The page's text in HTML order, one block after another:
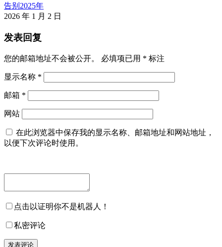
告别2025年
2026 年 1 月 2 日
发表回复
您的邮箱地址不会被公开。 必填项已用 * 标注
显示名称 *
邮箱 *
网站
在此浏览器中保存我的显示名称、邮箱地址和网站地址，
以便下次评论时使用。
点击以证明你不是机器人！
私密评论